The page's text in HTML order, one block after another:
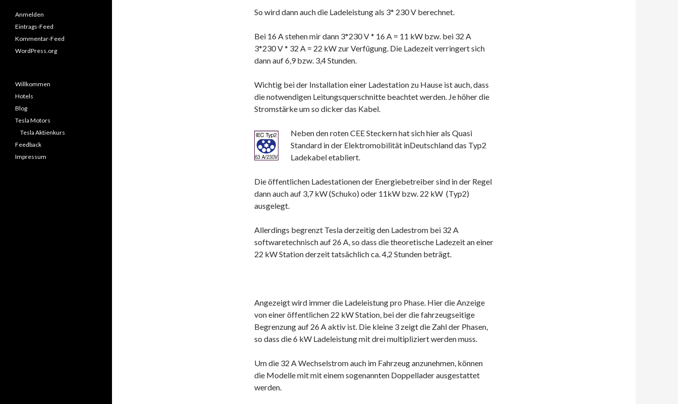
So wird dann auch die Ladeleistung als 3* 230 V berechnet.
Bei 16 A stehen mir dann 3*230 V * 16 A = 11 kW bzw. bei 32 A
3*230 V * 32 A = 22 kW zur Verfügung. Die Ladezeit verringert sich
dann auf 6,9 bzw. 3,4 Stunden.
Wichtig bei der Installation einer Ladestation zu Hause ist auch, dass
die notwendigen Leitungsquerschnitte beachtet werden. Je höher die
Stromstärke um so dicker das Kabel.
Neben den roten CEE Steckern hat sich hier als Quasi
Standard in der Elektromobilität inDeutschland das Typ2
Ladekabel etabliert.
Die öffentlichen Ladestationen der Energiebetreiber sind in der Regel
dann auch auf 3,7 kW (Schuko) oder 11kW bzw. 22 kW (Typ2)
ausgelegt.
Allerdings begrenzt Tesla derzeitig den Ladestrom bei 32 A
softwaretechnisch auf 26 A, so dass die theoretische Ladezeit an einer
22 kW Station derzeit tatsächlich ca. 4,2 Stunden beträgt.
Angezeigt wird immer die Ladeleistung pro Phase. Hier die Anzeige
von einer öffentlichen 22 kW Station, bei der die fahrzeugseitige
Begrenzung auf 26 A aktiv ist. Die kleine 3 zeigt die Zahl der Phasen,
so dass die 6 kW Ladeleistung mit drei multipliziert werden muss.
Um die 32 A Wechselstrom auch im Fahrzeug anzunehmen, können
die Modelle mit mit einem sogenannten Doppellader ausgestattet
werden.
Anmelden
Eintrags-Feed
Kommentar-Feed
WordPress.org
Willkommen
Hotels
Blog
Tesla Motors
Tesla Aktienkurs
Feedback
Impressum